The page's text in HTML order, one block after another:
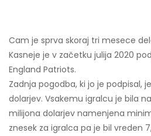
Cam je sprva skoraj tri mesece
Kasneje je v začetku julija 2020
England Patriots.
Zadnja pogodba, ki jo je podpisal,
dolarjev. Vsakemu igralcu je bila
milijona dolarjev namenjena
znesek za igralca pa je bil vreden